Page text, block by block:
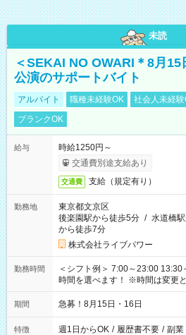
未読
＜SEKAI NO OWARI＊8月
公演のサポートバイト
アルバイト 職種未経験OK 社会人未経験
ブランクOK
給与
時給1250円～
交通費別途支給あり
交通費 支給（規定有り）
勤務地
東京都文京区
後楽園駅から徒歩5分 / 水道橋
から徒歩7分
株式会社ライブパワー
勤務時間
＜シフト例＞ 7:00～23:00 13:30～22:00 上記の時
時間を選べます！ ※時間は変更
期間 急募！8月15日・16日
特徴 週1日からOK / 履歴書不要 / 副業